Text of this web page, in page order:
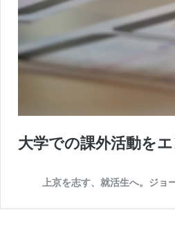
大学での課外活動を
上京を志す、就活生へ。ジョ